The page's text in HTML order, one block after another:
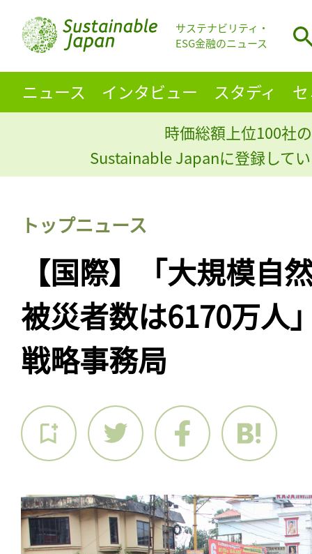
サステナビリティ・
ESG金融のニュース
ニュース インタビュー スタディ
時価総額上位100社
Sustainable Japanに登録して
トップニュース
【国際】「大規模自
被災者数は6170万人
戦略事務局